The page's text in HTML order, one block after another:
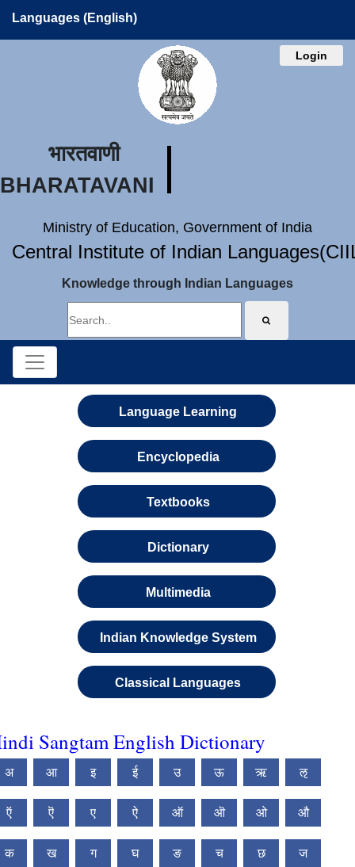
Languages (English)
Login
भारतवाणी
BHARATAVANI
Ministry of Education, Government of India
Central Institute of Indian
Knowledge through Indian Languages
Language Learning
Encyclopedia
Textbooks
Dictionary
Multimedia
Indian Knowledge System
Classical Languages
Sangtam English Dictionary
अ आ इ ई उ ऊ ऋ ऌ
ऍ ऎ ए ऐ ऑ ऒ ओ औ
क ख ग घ ङ च छ ज